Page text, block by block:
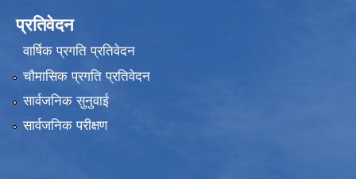
प्रतिवेदन
वार्षिक प्रगति प्रतिवेदन
चौमासिक प्रगति प्रतिवेदन
सार्वजनिक सुनुवाई
सार्वजनिक परीक्षण